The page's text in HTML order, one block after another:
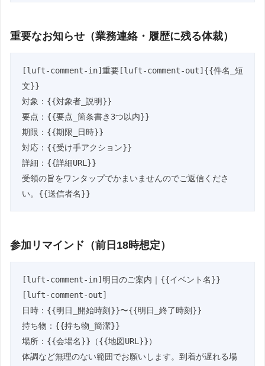
重要なお知らせ（業務連絡・履歴に残る体裁）
[luft-comment-in]重要[luft-comment-out]{{件名_短
文}}
対象：{{対象者_説明}}
要点：{{要点_箇条書き3つ以内}}
期限：{{期限_日時}}
対応：{{受け手アクション}}
詳細：{{詳細URL}}
受領の旨をワンタップでかまいませんのでご返信くださ
い。{{送信者名}}
参加リマインド（前日18時想定）
[luft-comment-in]明日のご案内｜{{イベント名}}
[luft-comment-out]
日時：{{明日_開始時刻}}〜{{明日_終了時刻}}
持ち物：{{持ち物_簡潔}}
場所：{{会場名}}（{{地図URL}}）
体調など無理のない範囲でお願いします。到着が遅れる場